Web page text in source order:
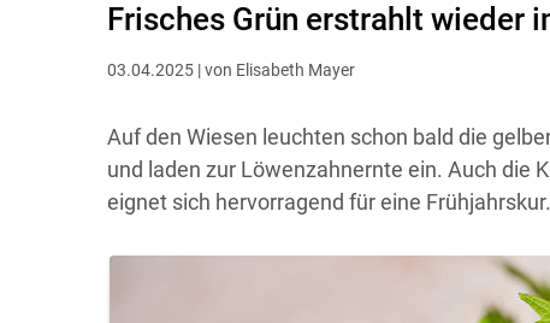
Frisches Grün erstrahlt wieder
03.04.2025 | von Elisabeth Mayer
Auf den Wiesen leuchten schon bald die
und laden zur Löwenzahnernte ein. Auch die
eignet sich hervorragend für eine Frühjahrskur.